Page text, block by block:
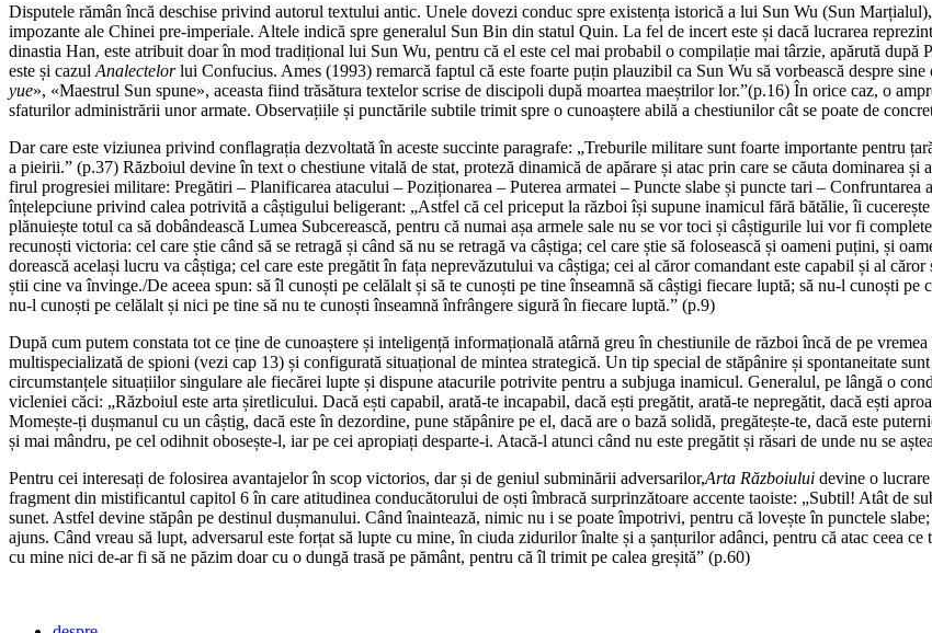
Disputele rămân încă deschise privind autorul textului antic. Unele dovezi conduc spre existența istorică a lui Sun Wu (Sun
impozante ale Chinei pre-imperiale. Altele indică spre generalul Sun Bin din statul Quin. La fel de incert este și dacă lucrarea
dinastia Han, este atribuit doar în mod tradițional lui Sun Wu, pentru că el este cel mai probabil o compilație mai târzie, apărută
este și cazul Analectelorlui Confucius. Ames (1993) remarcă faptul că este foarte puțin plauzibil ca Sun Wu să vorbească despre
yue», «Maestrul Sun spune», aceasta fiind trăsătura textelor scrise de discipoli după moartea maeștrilor lor.”(p.16) În orice caz, o
sfaturilor administrării unor armate. Observațiile și punctările subtile trimit spre o cunoaștere abilă a chestiunilor cât se poate de
Dar care este viziunea privind conflagrația dezvoltată în aceste succinte paragrafe: „Treburile militare sunt foarte importante pentru
a pieirii.” (p.37) Războiul devine în text o chestiune vitală de stat, proteză dinamică de apărare și atac prin care se căuta dominarea
firul progresiei militare: Pregătiri – Planificarea atacului – Poziționarea – Puterea armatei – Puncte slabe și puncte tari –
înțelepciune privind calea potrivită a câștigului beligerant: „Astfel că cel priceput la război își supune inamicul fără bătălie, îi
plănuiește totul ca să dobândească Lumea Subcerească, pentru că numai așa armele sale nu se vor toci și câștigurile lui vor fi
recunoști victoria: cel care știe când să se retragă și când să nu se retragă va câștiga; cel care știe să folosească și oameni puțini, și
dorească același lucru va câștiga; cel care este pregătit în fața neprevăzutului va câștiga; cei al căror comandant este capabil și al
știi cine va învinge./De aceea spun: să îl cunoști pe celălalt și să te cunoști pe tine înseamnă să câștigi fiecare luptă; să nu-l cunoști
nu-l cunoști pe celălalt și nici pe tine să nu te cunoști înseamnă înfrângere sigură în fiecare luptă.” (p.9)
După cum putem constata tot ce ține de cunoaștere și inteligență informațională atârnă greu în chestiunile de război încă de pe
multispecializată de spioni (vezi cap 13) și configurată situațional de mintea strategică. Un tip special de stăpânire și spontaneitate
circumstanțele situațiilor singulare ale fiecărei lupte și dispune atacurile potrivite pentru a subjuga inamicul. Generalul, pe lângă o
vicleniei căci: „Războiul este arta șiretlicului. Dacă ești capabil, arată-te incapabil, dacă ești pregătit, arată-te nepregătit, dacă ești
Momește-ți dușmanul cu un câștig, dacă este în dezordine, pune stăpânire pe el, dacă are o bază solidă, pregătește-te, dacă este
și mai mândru, pe cel odihnit obosește-l, iar pe cei apropiați desparte-i. Atacă-l atunci când nu este pregătit și răsari de unde nu se
Pentru cei interesați de folosirea avantajelor în scop victorios, dar și de geniul subminării adversarilor,Arta Războiului devine o
fragment din mistificantul capitol 6 în care atitudinea conducătorului de oști îmbracă surprinzătoare accente taoiste: „Subtil! Atât de
sunet. Astfel devine stăpân pe destinul dușmanului. Când înaintează, nimic nu i se poate împotrivi, pentru că lovește în punctele
ajuns. Când vreau să lupt, adversarul este forțat să lupte cu mine, în ciuda zidurilor înalte și a șanțurilor adânci, pentru că atac ceea
cu mine nici de-ar fi să ne păzim doar cu o dungă trasă pe pământ, pentru că îl trimit pe calea greșită” (p.60)